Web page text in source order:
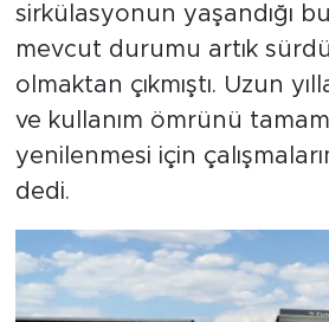
sirkülasyonun yaşandığı
mevcut durumu artık
olmaktan çıkmıştı. Uzun
ve kullanım ömrünü
yenilenmesi için
dedi.